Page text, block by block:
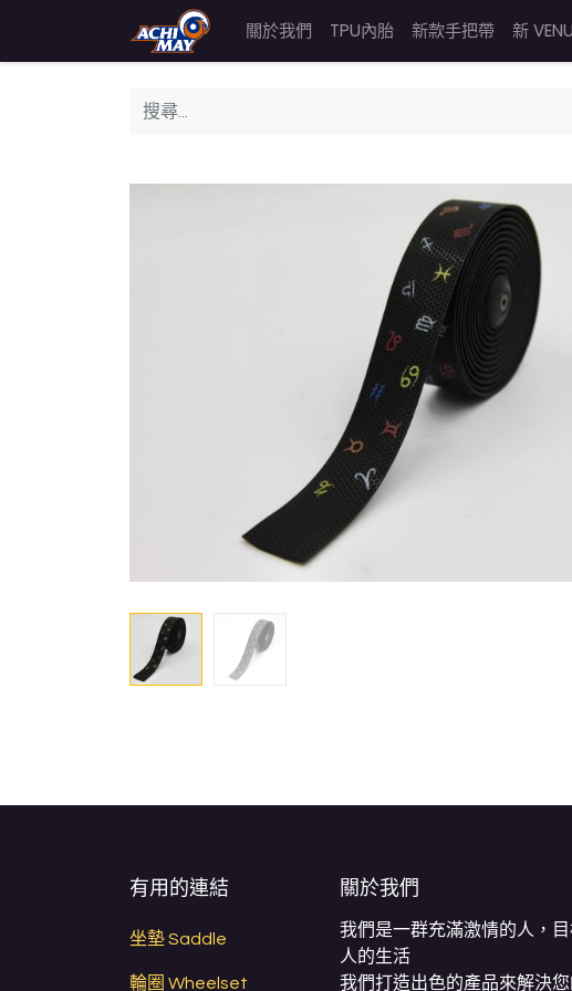
關於我們 TPU內胎 新款手把帶 新
有用的連結
坐墊 Saddle
輪圈 Wheelset
關於我們
我們是一群充滿激情的人，
人的生活
我們打造出色的產品來解決您